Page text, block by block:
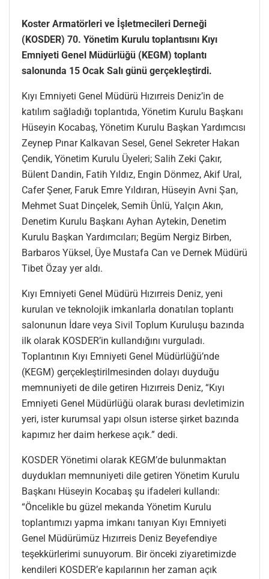
Koster Armatörleri ve İşletmecileri Derneği
(KOSDER) 70. Yönetim Kurulu toplantısını Kıyı
Emniyeti Genel Müdürlüğü (KEGM) toplantı
salonunda 15 Ocak Salı günü gerçekleştirdi.
Kıyı Emniyeti Genel Müdürü Hızırreis Deniz’in de
katılım sağladığı toplantıda, Yönetim Kurulu Başkanı
Hüseyin Kocabaş, Yönetim Kurulu Başkan Yardımcısı
Zeynep Pınar Kalkavan Sesel, Genel Sekreter Hakan
Çendik, Yönetim Kurulu Üyeleri; Salih Zeki Çakır,
Bülent Dandin, Fatih Yıldız, Engin Dönmez, Akif Ural,
Cafer Şener, Faruk Emre Yıldıran, Hüseyin Avni Şan,
Mehmet Suat Dinçelek, Semih Ünlü, Yalçın Akın,
Denetim Kurulu Başkanı Ayhan Aytekin, Denetim
Kurulu Başkan Yardımcıları; Begüm Nergiz Birben,
Barbaros Yüksel, Üye Mustafa Can ve Dernek Müdürü
Tibet Özay yer aldı.
Kıyı Emniyeti Genel Müdürü Hızırreis Deniz, yeni
kurulan ve teknolojik imkanlarla donatılan toplantı
salonunun İdare veya Sivil Toplum Kuruluşu bazında
ilk olarak KOSDER’in kullandığını vurguladı.
Toplantının Kıyı Emniyeti Genel Müdürlüğü’nde
(KEGM) gerçekleştirilmesinden dolayı duyduğu
memnuniyeti de dile getiren Hızırreis Deniz, “Kıyı
Emniyeti Genel Müdürlüğü olarak burası devletimizin
yeri, ister kurumsal yapı olsun isterse şirket bazında
kapımız her daim herkese açık.” dedi.
KOSDER Yönetimi olarak KEGM’de bulunmaktan
duydukları memnuniyeti dile getiren Yönetim Kurulu
Başkanı Hüseyin Kocabaş şu ifadeleri kullandı:
“Öncelikle bu güzel mekanda Yönetim Kurulu
toplantımızı yapma imkanı tanıyan Kıyı Emniyeti
Genel Müdürümüz Hızırreis Deniz Beyefendiye
teşekkürlerimi sunuyorum. Bir önceki ziyaretimizde
kendileri KOSDER’e kapılarının her zaman açık